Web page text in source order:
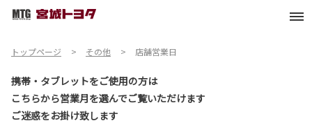
トップページ その他 店舗営業日
携帯・タブレットをご使用の方は
こちらから営業月を選んでご覧いただけます
ご迷惑をお掛け致します